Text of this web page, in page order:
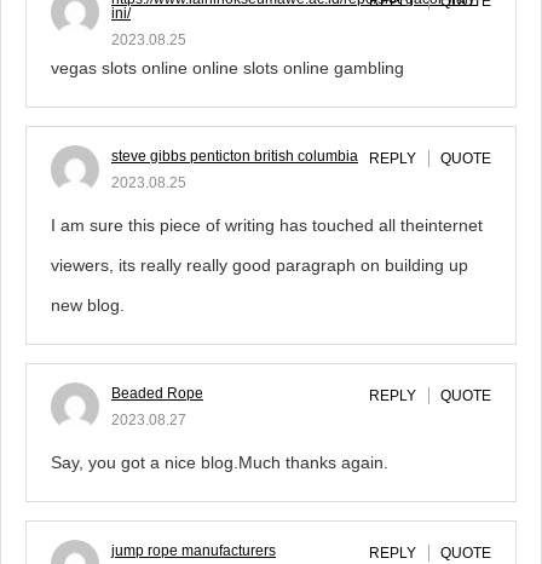
ini/
2023.08.25
vegas slots online online slots online gambling
steve gibbs penticton british columbia
2023.08.25
REPLY QUOTE
I am sure this piece of writing has touched all theinternet
viewers, its really really good paragraph on building up
new blog.
Beaded Rope
2023.08.27
REPLY QUOTE
Say, you got a nice blog.Much thanks again.
jump rope manufacturers
REPLY QUOTE